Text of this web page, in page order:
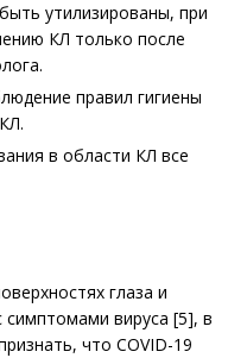
утилизированы, при
КЛ только после
правил гигиены
в области КЛ все
глаза и
симптомами вируса [5], в
что COVID-19